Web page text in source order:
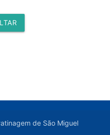
de São Miguel